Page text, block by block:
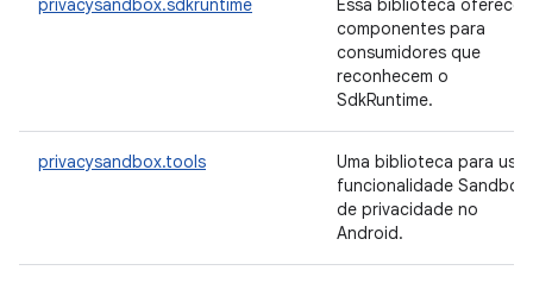
privacysandbox.sdkruntime
Essa biblioteca oferece
componentes para
consumidores que
reconhecem o
SdkRuntime.
privacysandbox.tools
Uma biblioteca para
funcionalidade Sandbox
de privacidade no
Android.